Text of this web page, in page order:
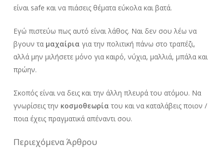
είναι safe και να πιάσεις θέματα εύκολα και βατά.
Εγώ πιστεύω πως αυτό είναι λάθος. Ναι δεν σου λέω να
βγουν τα μαχαίρια για την πολιτική πάνω στο τραπέζι,
αλλά μην μιλήσετε μόνο για καιρό, νύχια, μαλλιά, μπάλα και
πρώην.
Σκοπός είναι να δεις και την άλλη πλευρά του ατόμου. Να
γνωρίσεις την κοσμοθεωρία του και να καταλάβεις ποιον /
ποια έχεις πραγματικά απέναντι σου.
Περιεχόμενα Άρθρου